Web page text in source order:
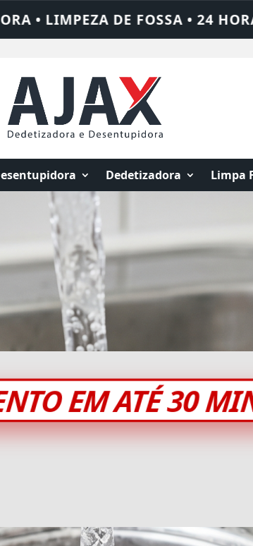
RESOLVE: AJAX SOLUÇÕES
Dedetizadora Limpa
EM ATÉ 30